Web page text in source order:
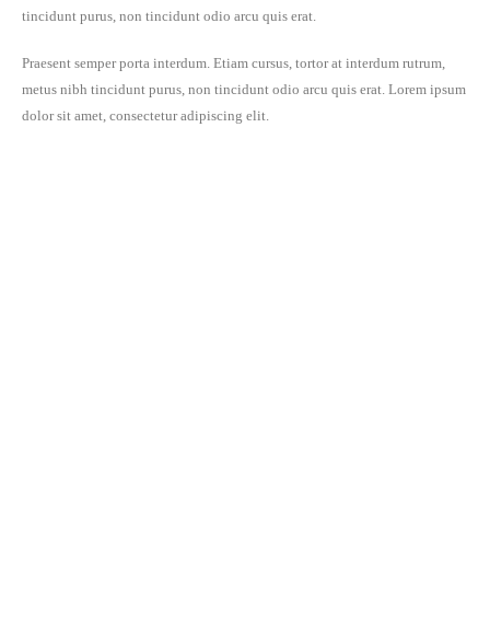
tincidunt purus, non tincidunt odio arcu quis erat.
Praesent semper porta interdum. Etiam cursus, tortor at interdum rutrum,
metus nibh tincidunt purus, non tincidunt odio arcu quis erat. Lorem ipsum
dolor sit amet, consectetur adipiscing elit.